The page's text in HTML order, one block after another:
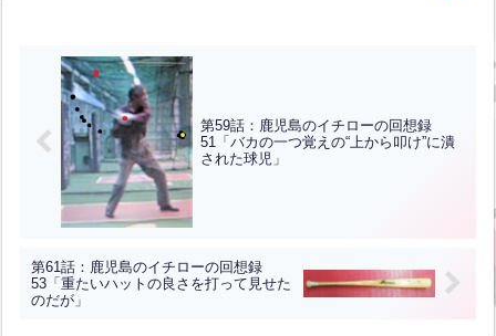
第59話：鹿児島のイチローの回想録
51「バカの一つ覚えの“上から叩け”に潰
された球児」
第61話：鹿児島のイチローの回想録
53「重たいハットの良さを打って見せた
のだが」